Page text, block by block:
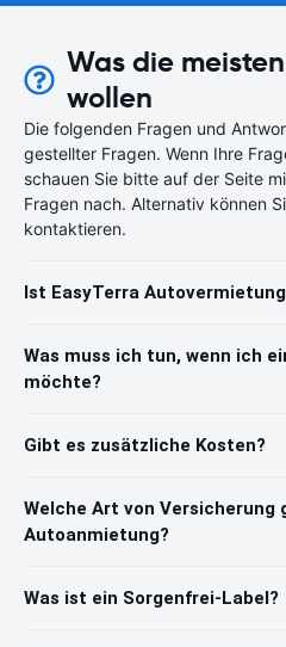
Was die
wollen
Die folgenden Fragen und
gestellter Fragen. Wenn Ihre
schauen Sie bitte auf der Seite
Fragen nach. Alternativ können
kontaktieren.
Ist EasyTerra
Was muss ich tun, wenn ich
möchte?
Gibt es zusätzliche Kosten?
Welche Art von Versicherung
Autoanmietung?
Was ist ein Sorgenfrei-Label?